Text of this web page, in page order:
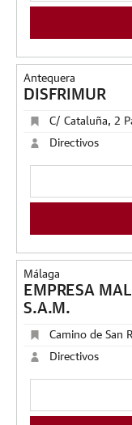
Antequera
DISFRIMUR
C/ Cataluña, 2
Directivos
Málaga
EMPRESA
S.A.M.
Camino de San
Directivos